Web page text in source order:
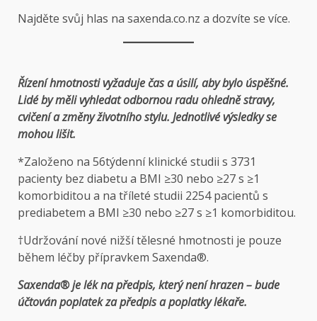
Najděte svůj hlas na saxenda.co.nz a dozvíte se více.
Řízení hmotnosti vyžaduje čas a úsilí, aby bylo úspěšné.
Lidé by měli vyhledat odbornou radu ohledně stravy,
cvičení a změny životního stylu. Jednotlivé výsledky se
mohou lišit.
*Založeno na 56týdenní klinické studii s 3731
pacienty bez diabetu a BMI ≥30 nebo ≥27 s ≥1
komorbiditou a na tříleté studii 2254 pacientů s
prediabetem a BMI ≥30 nebo ≥27 s ≥1 komorbiditou.
†Udržování nové nižší tělesné hmotnosti je pouze
během léčby přípravkem Saxenda®.
Saxenda® je lék na předpis, který není hrazen – bude
účtován poplatek za předpis a poplatky lékaře.